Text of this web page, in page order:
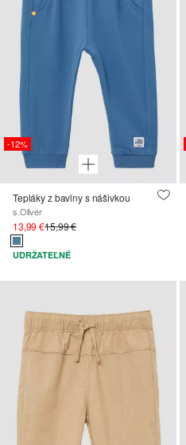
-12%
Tepláky z bavlny s nášivkou
s.Oliver
13,99 €15,99 €
UDRŽATEĽNÉ